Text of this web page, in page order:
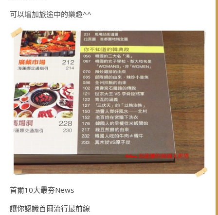
可以增加旅途中的樂趣^^
首爾10大最夯News
讓你認識首爾流行最前線